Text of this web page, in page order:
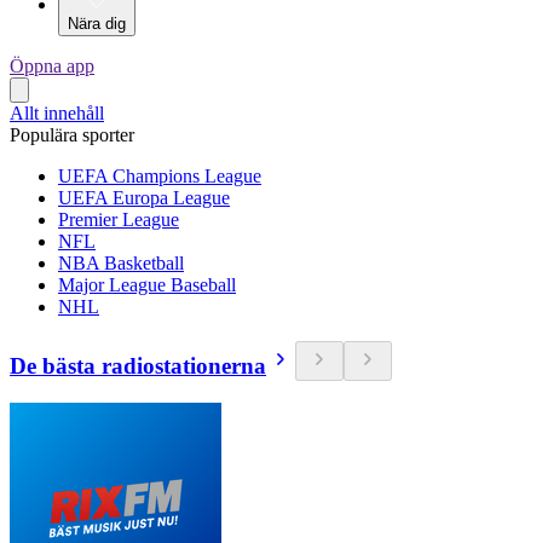
Nära dig
Öppna app
Allt innehåll
Populära sporter
UEFA Champions League
UEFA Europa League
Premier League
NFL
NBA Basketball
Major League Baseball
NHL
De bästa radiostationerna